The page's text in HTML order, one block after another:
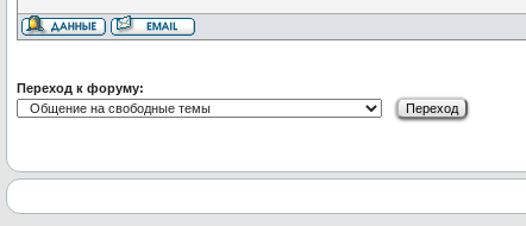
Переход к форуму: